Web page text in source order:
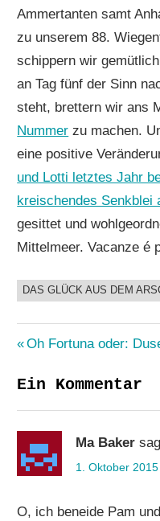
Ammertanten samt
zu unserem 88.
schippern wir
an Tag fünf der Sinn
steht, brettern wir ans
Nummer zu machen.
eine positive
und Lotti letztes Jahr
kreischendes Senkblei
gesittet und
Mittelmeer. Vacanze é
UNCATEGORIZED
DAS GLÜCK AUS DEM
Vorheriger
Oh Fortuna oder:
Ein Kommentar
Ma Baker
1. Oktober
O, ich beneide Pam